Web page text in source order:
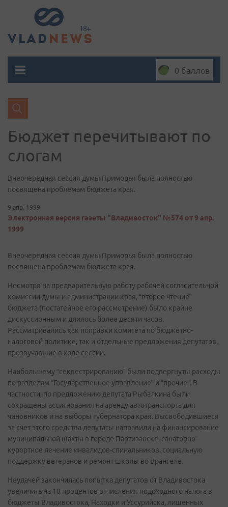
0 баллов
Бюджет перечитывают по
слогам
Внеочередная сессия думы Приморья была полностью
посвящена проблемам бюджета края.
9 апр. 1999
Электронная версия газеты "Владивосток" №574 от 9 апр.
1999
Внеочередная сессия думы Приморья была полностью
посвящена проблемам бюджета края.
Несмотря на предварительную работу рабочей согласительной
комиссии думы и администрации края, “второе чтение”
бюджета (постатейное его рассмотрение) было крайне
дискуссионным и длилось более десяти часов.
Рассматривались как поправки комитета по бюджетно-
налоговой политике, так и отдельные предложения депутатов,
прозвучавшие в ходе сессии.
Наибольшему “секвестрированию” были подвергнуты расходы
по разделам “Государственное управление” и “прочие”. В
частности, по предложению депутата Рыбалкина были
сокращены ассигнования на аренду автотранспорта для
чиновников и на выборы губернатора края. Высвободившиеся
за счет этого средства депутаты направили на финансирование
муниципальной шахты в городе Партизанске, санаторно-
курортное лечение инвалидов-спинальников, социальную
поддержку ветеранов и ремонт школы во Врангеле.
Неудачей закончилась попытка депутатов от Владивостока
увеличить на 10 процентов отчисления подоходного налога в
бюджеты Владивостока, Находки и Уссурийска, лишенных